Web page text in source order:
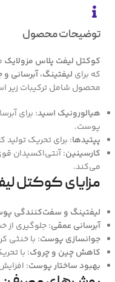
توضیحات محصول
کوکتل لیفت پلاس مزولایک
که برای لیفتینگ، آبرسانی
محصول شامل ترکیبات زیر
هیالورونیک اسید: برای
پوست.
پپتیدها: برای تحریک
کارسینین: آنتی‌اکسیدان
می‌کند.
مزایای کوکتل
لیفتینگ و سفت‌کنندگی
آبرسانی عمقی: جلوگیری از
جوانسازی پوست: با خنثی
کاهش چین و چروک: با
بهبود ساختار پوست: